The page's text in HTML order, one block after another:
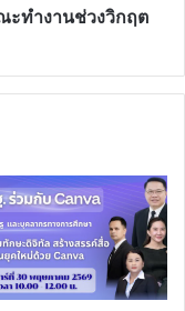
ะทำงานช่วงวิกฤต